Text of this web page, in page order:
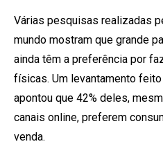
Várias pesquisas realizadas
mundo mostram que grande
ainda têm a preferência por
físicas. Um levantamento
apontou que 42% deles,
canais online, preferem
venda.